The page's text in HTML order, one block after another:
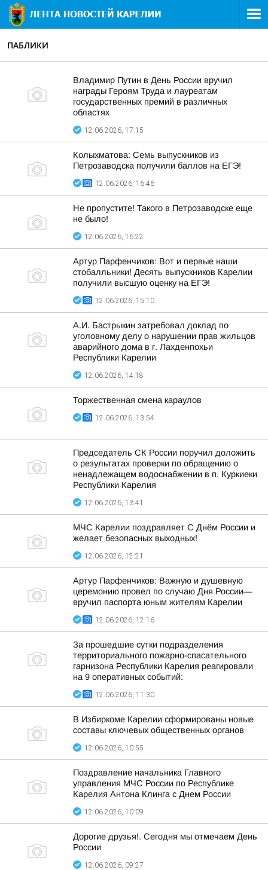
ПАБЛИКИ
Владимир Путин в День России вручил
награды Героям Труда и лауреатам
государственных премий в различных
областях
12.06.2026, 17:15
Колыхматова: Семь выпускников из
Петрозаводска получили баллов на ЕГЭ!
12.06.2026, 16:46
Не пропустите! Такого в Петрозаводске еще
не было!
12.06.2026, 16:22
Артур Парфенчиков: Вот и первые наши
стобалльники! Десять выпускников Карелии
получили высшую оценку на ЕГЭ!
12.06.2026, 15:10
А.И. Бастрыкин затребовал доклад по
уголовному делу о нарушении прав жильцов
аварийного дома в г. Лахденпохьи
Республики Карелии
12.06.2026, 14:18
Торжественная смена караулов
12.06.2026, 13:54
Председатель СК России поручил доложить
о результатах проверки по обращению о
ненадлежащем водоснабжении в п. Куркиеки
Республики Карелия
12.06.2026, 13:41
МЧС Карелии поздравляет С Днём России и
желает безопасных выходных!
12.06.2026, 12:21
Артур Парфенчиков: Важную и душевную
церемонию провел по случаю Дня России—
вручил паспорта юным жителям Карелии
12.06.2026, 12:16
За прошедшие сутки подразделения
территориального пожарно-спасательного
гарнизона Республики Карелия реагировали
на 9 оперативных событий:
12.06.2026, 11:30
В Избиркоме Карелии сформированы новые
составы ключевых общественных органов
12.06.2026, 10:55
Поздравление начальника Главного
управления МЧС России по Республике
Карелия Антона Клинга с Днем России
12.06.2026, 10:09
Дорогие друзья!. Сегодня мы отмечаем День
России
12.06.2026, 09:27